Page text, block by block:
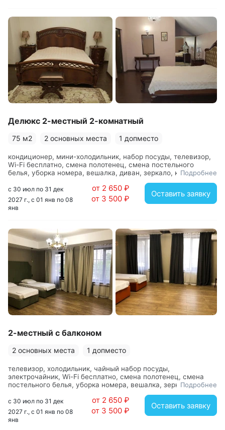
Делюкс 2-местный 2-комнатный
75 м2 2 основных места 1 допместо
кондиционер, мини-холодильник, набор посуды, телевизор,
Wi-Fi бесплатно, смена полотенец, смена постельного
белья, уборка номера, вешалка, диван, зеркало, кровать
душем, туалетные принадлежности, фен
Подробнее
с 30 июл по 31 дек от 2 650 ₽
2027 г., с 01 янв по 08
янв
от 3 500 ₽
Оставить заявку
2-местный с балконом
2 основных места 1 допместо
телевизор, холодильник, чайный набор посуды,
электрочайник, Wi-Fi бесплатно, смена полотенец, смена
постельного белья, уборка номера, вешалка, зеркало,
стулья, шкаф, с душем, туалетные принадлежности, фен
Подробнее
с 30 июл по 31 дек от 2 650 ₽
2027 г., с 01 янв по 08
янв
от 3 500 ₽
Оставить заявку